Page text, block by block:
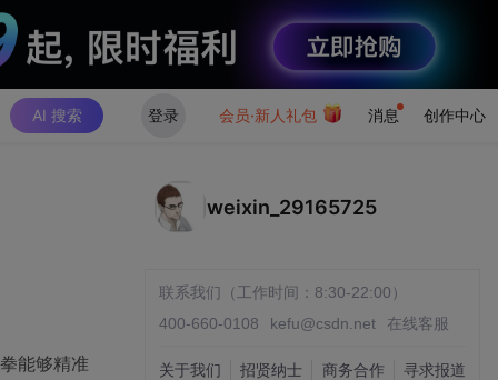
AI 搜索 登录 会员·新人礼包 消息 创作中心
能够精准
weixin_29165725
联系我们（工作时间：8:30-22:00）
400-660-0108
kefu@csdn.net 在线客服
关于我们 招贤纳士 商务合作 寻求报道